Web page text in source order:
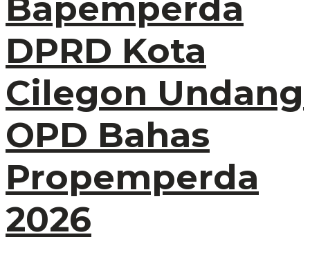
Bapemperda
DPRD Kota
Cilegon Undang
OPD Bahas
Propemperda
2026